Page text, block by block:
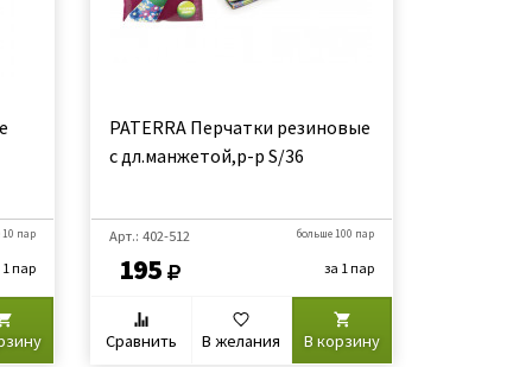
10 пар
1 пар
PATERRA Перчатки резиновые
с дл.манжетой,р-р S/36
Арт.: 402-512
195
больше 100 пар
за 1 пар
Сравнить В желания В корзину